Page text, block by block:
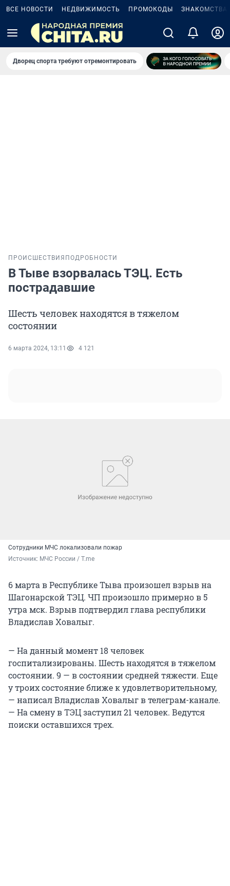
ВСЕ НОВОСТИ НЕДВИЖИМОСТЬ ПРОМОКОДЫ ЗНАКОМСТВА
Дворец спорта требуют отремонтировать
ПРОИСШЕСТВИЯ ПОДРОБНОСТИ
В Тыве взорвалась ТЭЦ. Есть
пострадавшие
Шесть человек находятся в тяжелом
состоянии
6 марта 2024, 13:11 4 121
Сотрудники МЧС локализовали пожар
Источник: МЧС России / T.me
6 марта в Республике Тыва произошел взрыв на
Шагонарской ТЭЦ. ЧП произошло примерно в 5
утра мск. Взрыв подтвердил глава республики
Владислав Ховалыг.
— На данный момент 18 человек
госпитализированы. Шесть находятся в тяжелом
состоянии. 9 — в состоянии средней тяжести. Еще
у троих состояние ближе к удовлетворительному,
— написал Владислав Ховалыг в телеграм-канале.
— На смену в ТЭЦ заступил 21 человек. Ведутся
поиски оставшихся трех.